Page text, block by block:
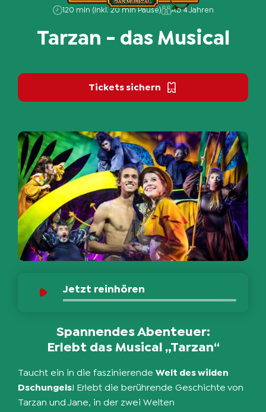
120 min (inkl. 20 min Pause) Ab 4 Jahren
Tarzan - das Musical
Tickets sichern
Jetzt reinhören
Spannendes Abenteuer:
Erlebt das Musical „Tarzan“
Taucht ein in die faszinierende Welt des wilden
Dschungels! Erlebt die berührende Geschichte von
Tarzan und Jane, in der zwei Welten